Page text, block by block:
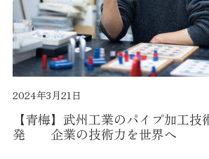
2024年3月21日
【青梅】武州工業のパイプ加工技
発 企業の技術力を世界へ